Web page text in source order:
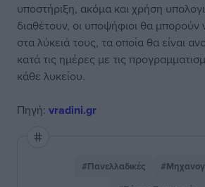
υποστήριξη, ακόμα και χρήση
διαθέτουν, οι υποψήφιοι θα μπορούν
στα λύκειά τους, τα οποία θα είναι
κατά τις ημέρες με τις
κάθε λυκείου.
Πηγή: vradini.gr
#Πανελλαδικές